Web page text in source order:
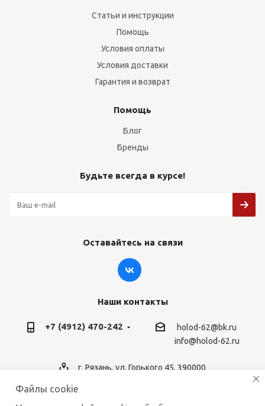
Статьи и инструкции
Помощь
Условия оплаты
Условия доставки
Гарантия и возврат
Помощь
Блог
Бренды
Будьте всегда в курсе!
Оставайтесь на связи
Наши контакты
+7 (4912) 470-242
holod-62@bk.ru
info@holod-62.ru
г. Рязань, ул. Горького 45, 390000
Файлы cookie